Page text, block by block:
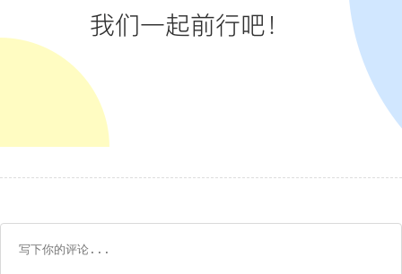
没...
插
件，...
10.
在
线
进
行
分
库